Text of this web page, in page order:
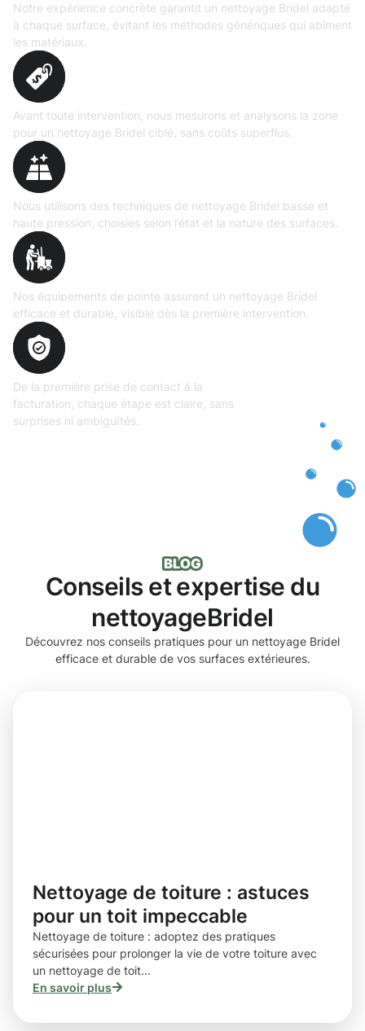
Notre expérience concrète garantit un nettoyage Bridel adapté
à chaque surface, évitant les méthodes génériques qui abîment
les matériaux.
Avant toute intervention, nous mesurons et analysons la zone
pour un nettoyage Bridel ciblé, sans coûts superflus.
Nous utilisons des techniques de nettoyage Bridel basse et
haute pression, choisies selon l’état et la nature des surfaces.
Nos équipements de pointe assurent un nettoyage Bridel
efficace et durable, visible dès la première intervention.
De la première prise de contact à la
facturation, chaque étape est claire, sans
surprises ni ambiguïtés.
Conseils et expertise du
nettoyageBridel
Découvrez nos conseils pratiques pour un nettoyage Bridel
efficace et durable de vos surfaces extérieures.
Nettoyage de toiture : astuces
pour un toit impeccable
Nettoyage de toiture : adoptez des pratiques
sécurisées pour prolonger la vie de votre toiture avec
un nettoyage de toit...
En savoir plus